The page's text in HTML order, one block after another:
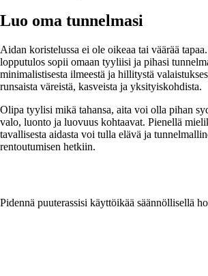
Luo oma tunnelmasi
Aidan koristelussa ei ole oikeaa tai väärää
lopputulos sopii omaan tyyliisi ja pihasi
minimalistisesta ilmeestä ja hillitystä
runsaista väreistä, kasveista ja yksityiskohdista.
Olipa tyylisi mikä tahansa, aita voi olla pihan
valo, luonto ja luovuus kohtaavat. Pienellä
tavallisesta aidasta voi tulla elävä ja
rentoutumisen hetkiin.
Pidennä puuterassisi käyttöikää säännöllisellä